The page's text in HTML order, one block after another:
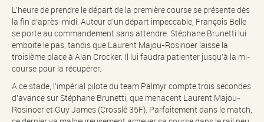
L’heure de prendre le départ de la première course se présente dès
la fin d’après-midi. Auteur d’un départ impeccable, François Belle
se porte au commandement sans attendre. Stéphane Brunetti lui
emboite le pas, tandis que Laurent Majou-Rosinoer laisse la
troisième place à Alan Crocker. Il lui faudra patienter jusqu’à la mi-
course pour la récupérer.
A ce stade, l’impérial pilote du team Palmyr compte trois secondes
d’avance sur Stéphane Brunetti, que menacent Laurent Majou-
Rosinoer et Guy James (Crosslé 35F). Parfaitement dans le match,